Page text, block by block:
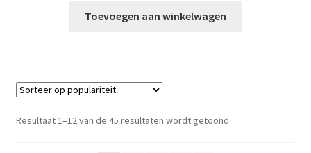
Toevoegen aan winkelwagen
Resultaat 1–12 van de 45 resultaten wordt getoondGesorteerd